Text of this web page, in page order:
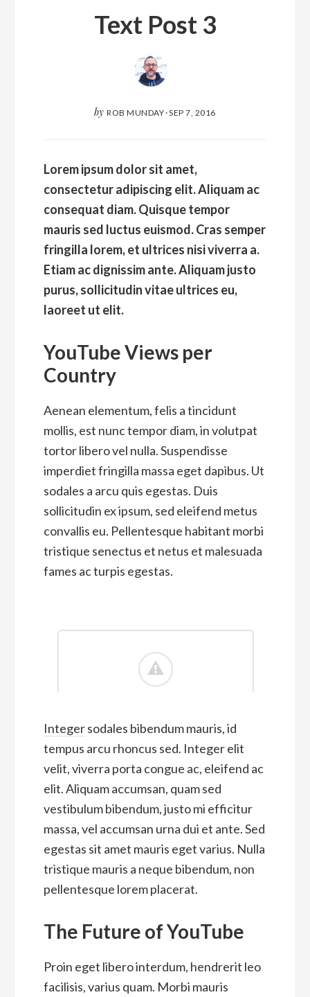
Text Post 3
by ROB MUNDAY·SEP 7, 2016
Lorem ipsum dolor sit amet,
consectetur adipiscing elit. Aliquam ac
consequat diam. Quisque tempor
mauris sed luctus euismod. Cras semper
fringilla lorem, et ultrices nisi viverra a.
Etiam ac dignissim ante. Aliquam justo
purus, sollicitudin vitae ultrices eu,
laoreet ut elit.
YouTube Views per
Country
Aenean elementum, felis a tincidunt
mollis, est nunc tempor diam, in volutpat
tortor libero vel nulla. Suspendisse
imperdiet fringilla massa eget dapibus. Ut
sodales a arcu quis egestas. Duis
sollicitudin ex ipsum, sed eleifend metus
convallis eu. Pellentesque habitant morbi
tristique senectus et netus et malesuada
fames ac turpis egestas.
Integersodales bibendum mauris, id
tempus arcu rhoncus sed. Integer elit
velit, viverra porta congue ac, eleifend ac
elit. Aliquam accumsan, quam sed
vestibulum bibendum, justo mi efficitur
massa, vel accumsan urna dui et ante. Sed
egestas sit amet mauris eget varius. Nulla
tristique mauris a neque bibendum, non
pellentesque lorem placerat.
The Future of YouTube
Proin eget libero interdum, hendrerit leo
facilisis, varius quam. Morbi mauris